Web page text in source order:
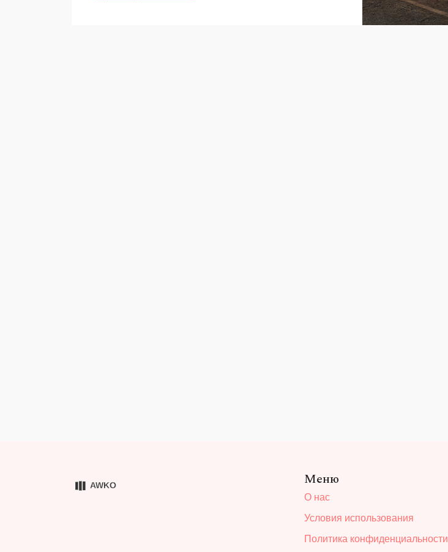
Меню
О нас
Условия использования
Политика конфиденциальности